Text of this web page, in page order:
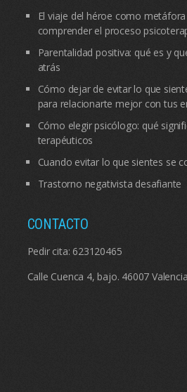
El viaje del héroe como
comprender el proceso
Parentalidad positiva: qué es y
atrás
Cómo dejar de evitar lo que
para relacionarte mejor con tus
Cómo elegir psicólogo: qué
terapéuticos
Cuando evitar lo que sientes se
Trastorno negativista desafiante
CONTACTO
Pedir cita: 623120465
Calle Cuenca 4, bajo. 46007 Valencia